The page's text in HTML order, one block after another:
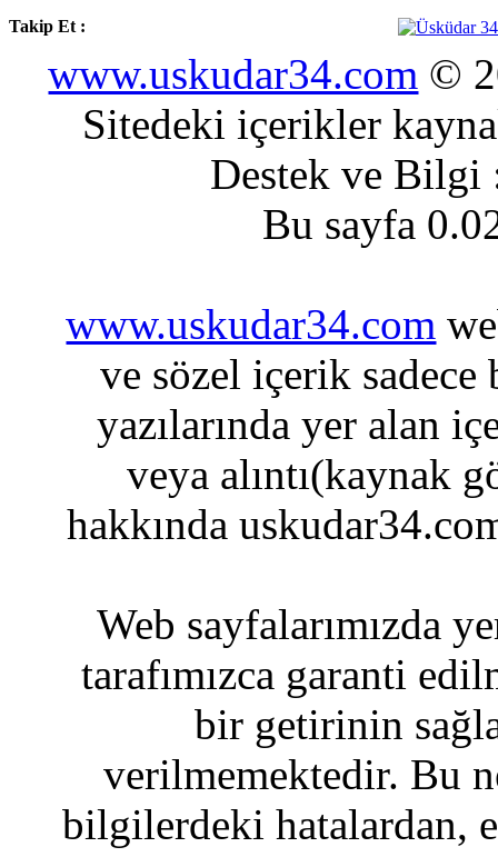
Takip Et :
www.uskudar34.com ©
Sitedeki içerikler
Destek ve
Bu sayfa
www.uskudar34.com
ve sözel içerik sadece
yazılarında yer alan
veya alıntı(kaynak
hakkında
Web sayfalarımızda
tarafımızca garanti
bir getirinin
verilmemektedir. Bu
bilgilerdeki hatalardan,